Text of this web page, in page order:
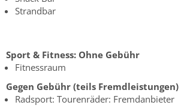
Strandbar
Sport & Fitness: Ohne Gebühr
Fitnessraum
Gegen Gebühr (teils Fremdleistungen)
Radsport: Tourenräder: Fremdanbieter